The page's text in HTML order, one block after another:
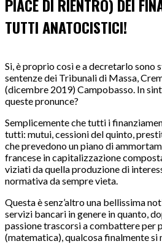
PIACE DI RIENTRO) DEI
TUTTI ANATOCISTICI!
Si, è proprio così e a decretarlo sono
sentenze dei Tribunali di Massa,
(dicembre 2019) Campobasso. In
queste pronunce?
Semplicemente che tutti i
tutti: mutui, cessioni del quinto,
che prevedono un piano di
francese in capitalizzazione
viziati da quella produzione di
normativa da sempre vieta.
Questa è senz’altro una bellissima
servizi bancari in genere in quanto,
passione trascorsi a combattere per
(matematica), qualcosa finalmente si